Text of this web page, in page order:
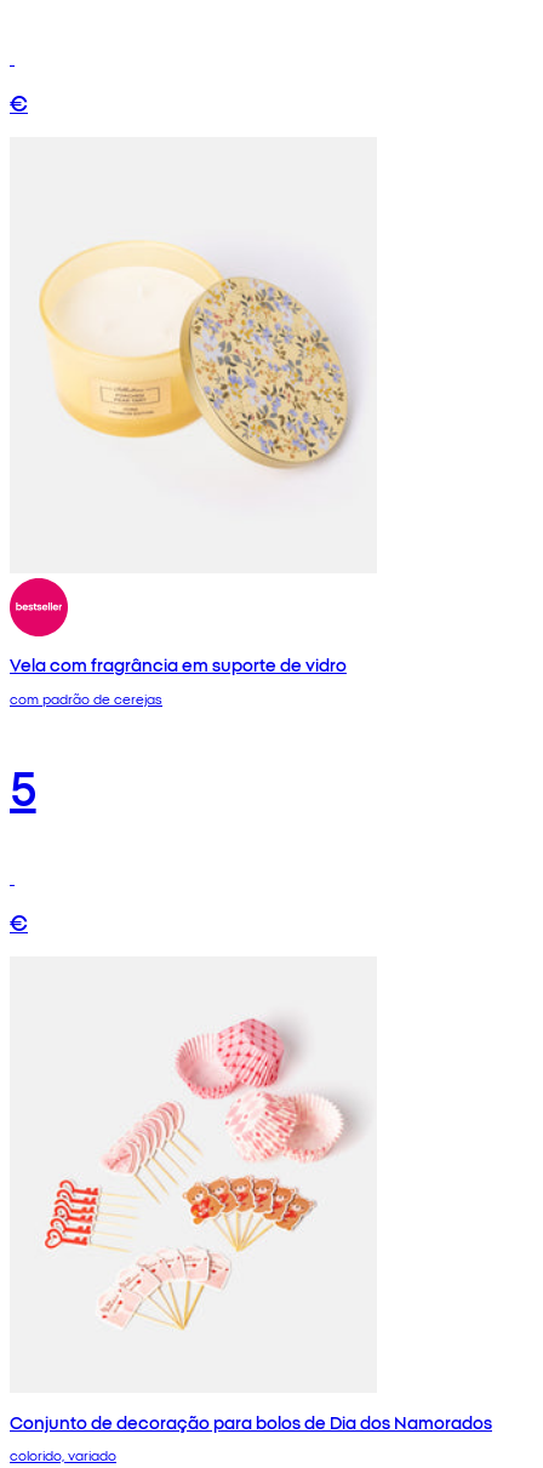
€
Vela com fragrância em suporte de vidro
com padrão de cerejas
5
€
Conjunto de decoração para bolos de Dia dos Namorados
colorido, variado